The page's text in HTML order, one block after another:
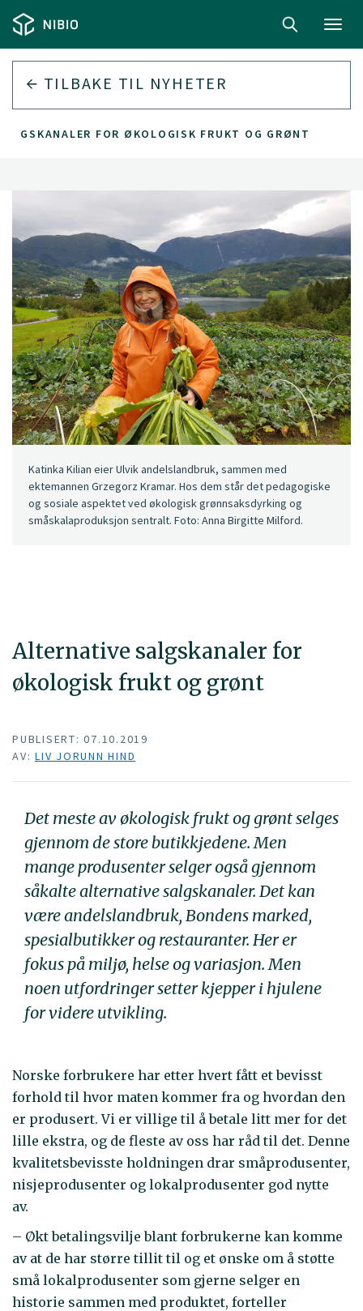
TILBAKE TIL NYHETER
FOR ØKOLOGISK FRUKT OG GRØNT
Alternative salgskanaler for
økologisk frukt og grønt
Katinka Kilian eier Ulvik andelslandbruk, sammen med
ektemannen Grzegorz Kramar. Hos dem står det pedagogiske
og sosiale aspektet ved økologisk grønnsaksdyrking og
småskalaproduksjon sentralt. Foto: Anna Birgitte Milford.
PUBLISERT: 07.10.2019
AV: LIV JORUNN HIND
Det meste av økologisk frukt og grønt selges
gjennom de store butikkjedene. Men
mange produsenter selger også gjennom
såkalte alternative salgskanaler. Det kan
være andelslandbruk, Bondens marked,
spesialbutikker og restauranter. Her er
fokus på miljø, helse og variasjon. Men
noen utfordringer setter kjepper i hjulene
for videre utvikling.
Norske forbrukere har etter hvert fått et bevisst
forhold til hvor maten kommer fra og hvordan den
er produsert. Vi er villige til å betale litt mer for det
lille ekstra, og de fleste av oss har råd til det. Denne
kvalitetsbevisste holdningen drar småprodusenter,
nisjeprodusenter og lokalprodusenter god nytte
av.
– Økt betalingsvilje blant forbrukerne kan komme
av at de har større tillit til og et ønske om å støtte
små lokalprodusenter som gjerne selger en
historie sammen med produktet, forteller